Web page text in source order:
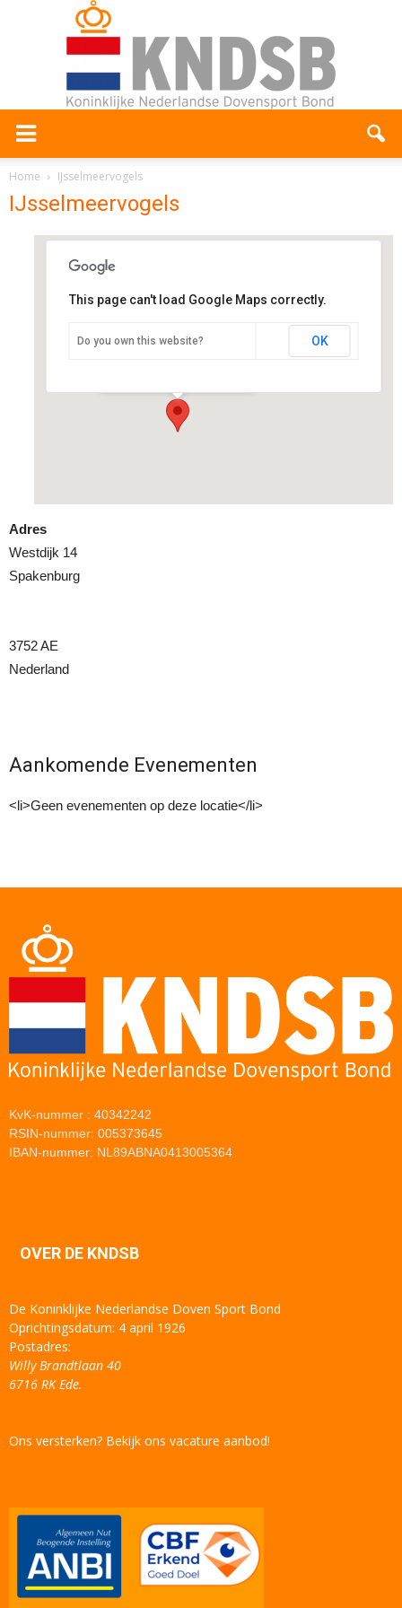
Home IJsselmeervogels
IJsselmeervogels
IJsselmeervogels
This page can't load Google Maps correctly.
Do you own this website? OK
Adres
Westdijk 14
Spakenburg
3752 AE
Nederland
Aankomende Evenementen
<li>Geen evenementen op deze locatie</li>
KvK-nummer : 40342242
RSIN-nummer: 005373645
IBAN-nummer: NL89ABNA0413005364
OVER DE KNDSB
De Koninklijke Nederlandse Doven Sport Bond
Oprichtingsdatum: 4 april 1926
Postadres:
Willy Brandtlaan 40
6716 RK Ede.
Ons versterken? Bekijk ons vacature aanbod!